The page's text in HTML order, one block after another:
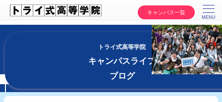
キャンパス一覧
トライ式高等学院
キャンパスライフ
ブログ